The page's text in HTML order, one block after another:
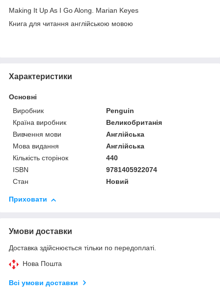
Making It Up As I Go Along. Marian Keyes
Книга для читання англійською мовою
Характеристики
Основні
Виробник
Penguin
Країна виробник
Великобританія
Вивчення мови
Англійська
Мова видання
Англійська
Кількість сторінок
440
ISBN
9781405922074
Стан
Новий
Приховати
Умови доставки
Доставка здійснюється тільки по передоплаті.
Нова Пошта
Всі умови доставки